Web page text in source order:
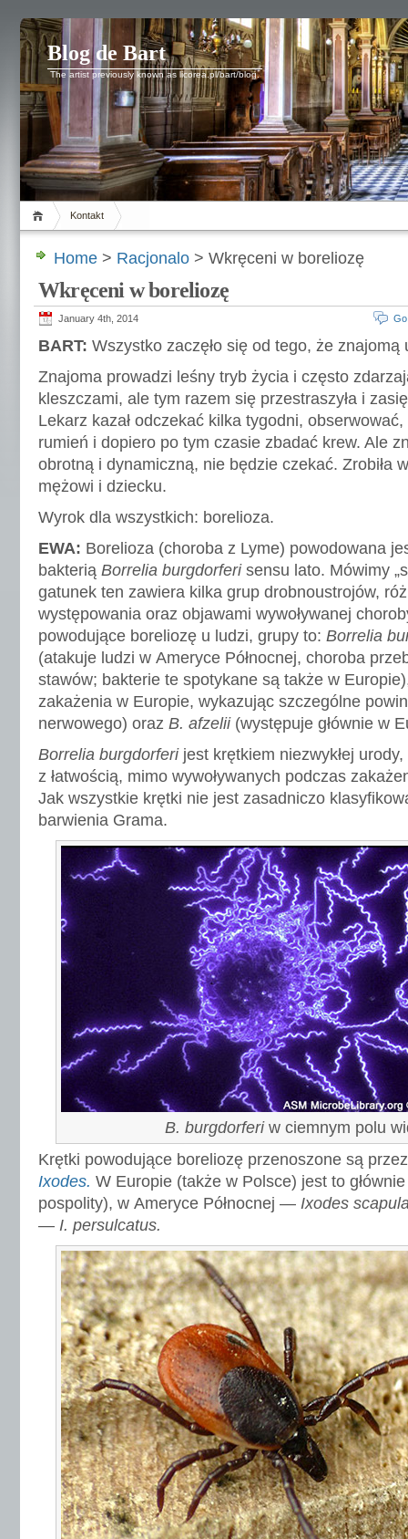
Blog de Bart
The artist previously known as licorea.pl/bart/blog.
Kontakt
Home > Racjonalo > Wkręceni w boreliozę
Wkręceni w boreliozę
January 4th, 2014
BART: Wszystko zaczęło się od tego, że znajomą
Znajoma prowadzi leśny tryb życia i często
kleszczami, ale tym razem się przestraszyła i
Lekarz kazał odczekać kilka tygodni,
rumień i dopiero po tym czasie zbadać krew. Ale
obrotną i dynamiczną, nie będzie czekać. Zrobiła
mężowi i dziecku.
Wyrok dla wszystkich: borelioza.
EWA: Borelioza (choroba z Lyme) powodowana
bakterią Borrelia burgdorferisensu lato. Mówimy
gatunek ten zawiera kilka grup drobnoustrojów,
występowania oraz objawami wywoływanej
powodujące boreliozę u ludzi, grupy to: Borrelia
(atakuje ludzi w Ameryce Północnej, choroba
stawów; bakterie te spotykane są także w
zakażenia w Europie, wykazując szczególne
nerwowego) oraz B. afzelii(występuje głównie w
Borrelia burgdorferijest krętkiem niezwykłej
z łatwością, mimo wywoływanych podczas
Jak wszystkie krętki nie jest zasadniczo
barwienia Grama.
B. burgdorferiw ciemnym polu
Krętki powodujące boreliozę przenoszone są
Ixodes. W Europie (także w Polsce) jest to
pospolity), w Ameryce Północnej — Ixodes
— I. persulcatus.